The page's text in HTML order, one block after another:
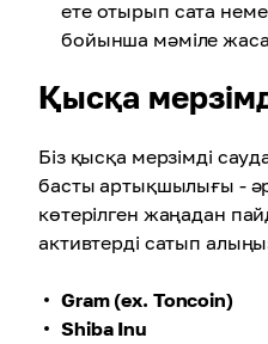
ете отырып сата
бойынша мәміле
Қысқа
Біз қысқа мерзімді
басты артықшылығы -
көтерілген жаңадан
активтерді сатып
Gram (ex. Toncoin)
Shiba Inu